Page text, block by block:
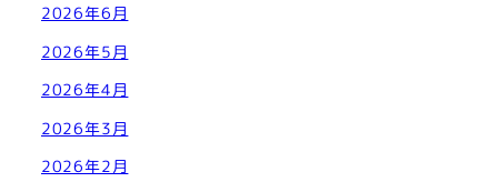
2026年6月
2026年5月
2026年4月
2026年3月
2026年2月